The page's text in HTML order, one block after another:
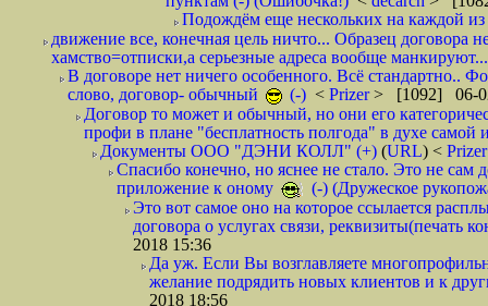
Подождём еще нескольких на каждой из
движение все, конечная цель ничто... Образец договора
хамство=отписки,а серьезные адреса вообще
В договоре нет ничего особенного. Всё стандартно..
слово, договор- обычный
(-) < Prizer> [1092] 06-
Договор то может и обычный, но они его
профи в плане "бесплатность полгода" в духе
Документы ООО "ДЭНИ КОЛЛ" (+) (URL) <
Спасибо конечно, но яснее не стало. Это не сам
приложение к оному
(-) (Дружеское
Это вот самое оно на которое ссылается
договора о услугах связи, реквизиты(печать
2018 15:36
Да уж. Если Вы возглавляете
желание подрядить новых клиентов и к
2018 18:56